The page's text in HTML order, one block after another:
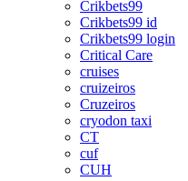
Crikbets99
Crikbets99 id
Crikbets99 login
Critical Care
cruises
cruizeiros
Cruzeiros
cryodon taxi
CT
cuf
CUH